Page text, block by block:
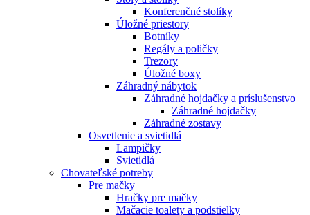
Konferenčné stolíky
Úložné priestory
Botníky
Regály a poličky
Trezory
Úložné boxy
Záhradný nábytok
Záhradné hojdačky a príslušenstvo
Záhradné hojdačky
Záhradné zostavy
Osvetlenie a svietidlá
Lampičky
Svietidlá
Chovateľské potreby
Pre mačky
Hračky pre mačky
Mačacie toalety a podstielky